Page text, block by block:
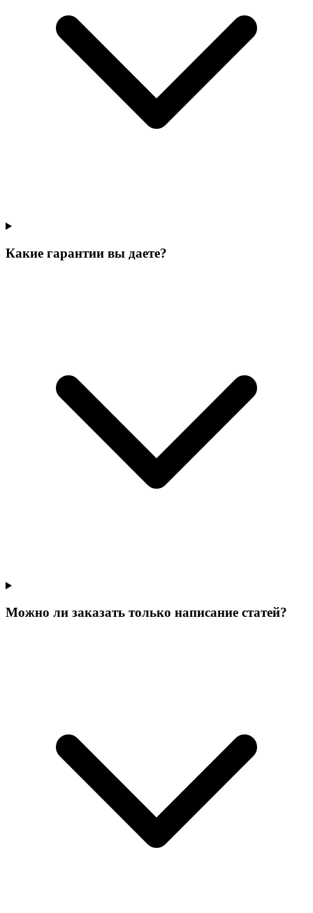
Какие гарантии вы даете?
Можно ли заказать только написание статей?